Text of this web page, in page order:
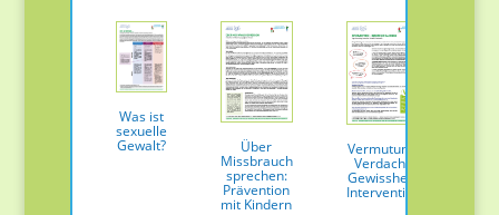
Was ist
sexuelle
Gewalt?
Über
Missbrauch
sprechen:
Prävention
mit Kindern
Vermutung,
Verdacht,
Gewissheit:
Intervention